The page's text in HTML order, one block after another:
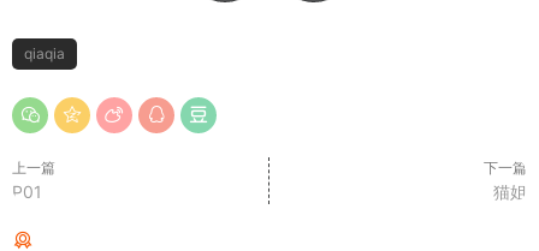
qiaqia
上一篇
P01
下一篇
猫姐